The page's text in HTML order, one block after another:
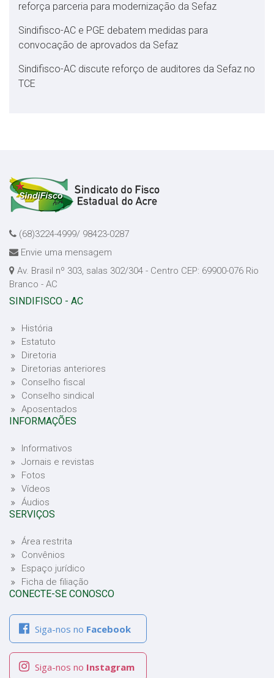
reforça parceria para modernização da Sefaz
Sindifisco-AC e PGE debatem medidas para
convocação de aprovados da Sefaz
Sindifisco-AC discute reforço de auditores da Sefaz no
TCE
(68)3224-4999/ 98423-0287
Envie uma mensagem
Av. Brasil nº 303, salas 302/304 - Centro CEP: 69900-076 Rio
Branco - AC
SINDIFISCO - AC
História
Estatuto
Diretoria
Diretorias anteriores
Conselho fiscal
Conselho sindical
Aposentados
INFORMAÇÕES
Informativos
Jornais e revistas
Fotos
Vídeos
Áudios
SERVIÇOS
Área restrita
Convênios
Espaço jurídico
Ficha de filiação
CONECTE-SE CONOSCO
Siga-nos no Facebook
Siga-nos no Instagram